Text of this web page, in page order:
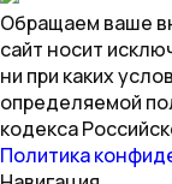
Обращаем ваше
сайт носит
ни при каких
определяемой
кодекса
Политика